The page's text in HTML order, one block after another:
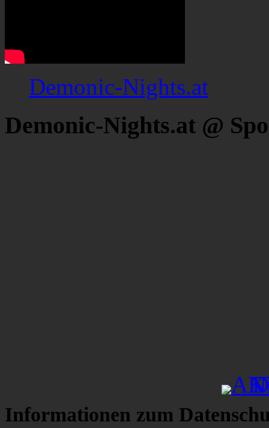
Demonic-Nights.at
Demonic-Nights.at @
Informationen zum